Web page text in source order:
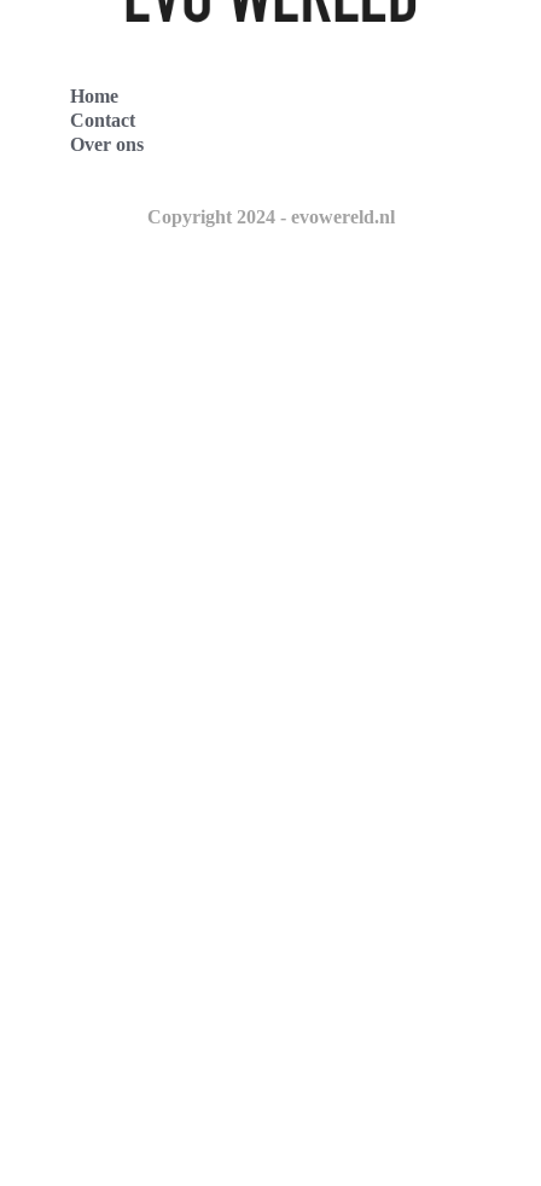
Home
Contact
Over ons
Copyright 2024 - evowereld.nl